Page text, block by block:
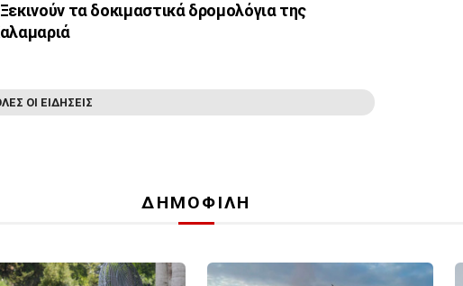
τα δοκιμαστικά δρομολόγια της
ΟΙ ΕΙΔΗΣΕΙΣ
ΔΗΜΟΦΙΛΗ